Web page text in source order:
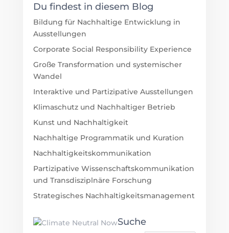
Du findest in diesem Blog
Bildung für Nachhaltige Entwicklung in
Ausstellungen
Corporate Social Responsibility Experience
Große Transformation und systemischer
Wandel
Interaktive und Partizipative Ausstellungen
Klimaschutz und Nachhaltiger Betrieb
Kunst und Nachhaltigkeit
Nachhaltige Programmatik und Kuration
Nachhaltigkeitskommunikation
Partizipative Wissenschaftskommunikation
und Transdisziplnäre Forschung
Strategisches Nachhaltigkeitsmanagement
Suche